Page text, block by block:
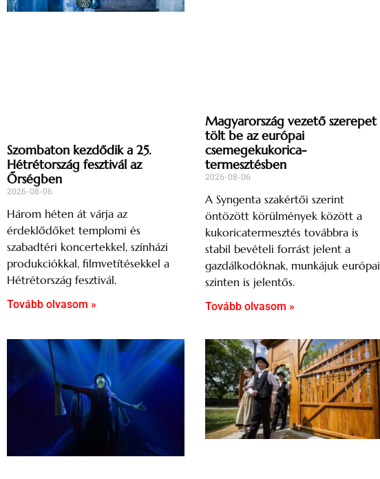
Szombaton kezdődik a 25.
Hétrétország fesztivál az
Őrségben
2026-08-06
Három héten át várja az
érdeklődőket templomi és
szabadtéri koncertekkel, színházi
produkciókkal, filmvetítésekkel a
Hétrétország fesztivál.
Tovább olvasom »
Magyarország vezető szerepet
tölt be az európai
csemegekukorica-
termesztésben
2026-08-06
A Syngenta szakértői szerint
öntözött körülmények között a
kukoricatermesztés továbbra is
stabil bevételi forrást jelent a
gazdálkodóknak, munkájuk európai
szinten is jelentős.
Tovább olvasom »